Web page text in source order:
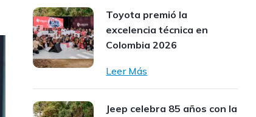
Toyota premió la
excelencia técnica en
Colombia 2026
Leer Más
Jeep celebra 85 años con la